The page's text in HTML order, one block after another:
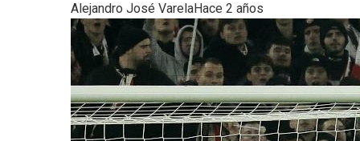
Alejandro José VarelaHace 2 años